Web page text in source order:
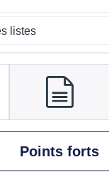
listes
Points forts